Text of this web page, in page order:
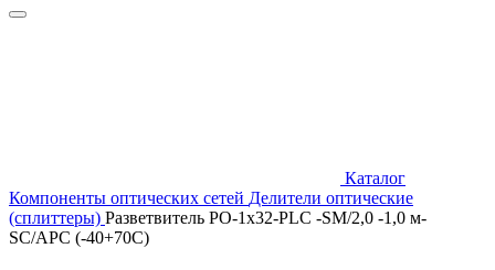
Каталог
Компоненты оптических сетей Делители оптические
(сплиттеры) Разветвитель РО-1х32-PLC -SM/2,0 -1,0 м-
SC/APC (-40+70С)